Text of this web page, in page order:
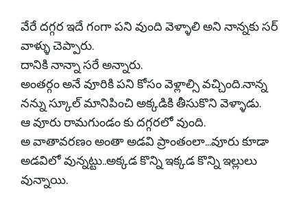
వేరే దగ్గర ఇదే గంగా పని వుంది వెళ్ళాలి అని నాన్నకు సర్
వాళ్ళు చెప్పారు.
దానికి నాన్నా సరే అన్నారు.
అంతర్గం అనే వూరికి పని కోసం వెళ్లాల్సి వచ్చింది.నాన్న
నన్ను స్కూల్ మానిపించి అక్కడికి తీసుకొని వెళ్ళాడు.
ఆ వూరు రామగుండం కు దగ్గరలో వుంది.
అ వాతావరణం అంతా అడవి ప్రాంతంలా...వూరు కూడా
అడవిలో వున్నట్టు..అక్కడ కొన్ని ఇక్కడ కొన్ని ఇల్లులు
వున్నాయి.